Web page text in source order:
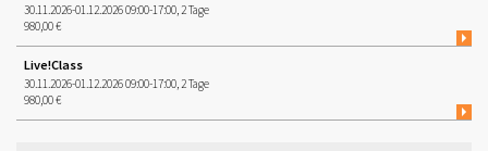
30.11.2026-01.12.2026 09:00-17:00, 2 Tage
980,00 €
Live!Class
30.11.2026-01.12.2026 09:00-17:00, 2 Tage
980,00 €